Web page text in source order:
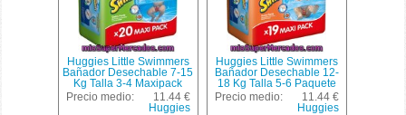
Huggies Little Swimmers
Bañador Desechable 7-15
Kg Talla 3-4 Maxipack
Paquete 20 Unidades
Maxi Pack
Precio medio:
11.44 €
Huggies
Huggies Little Swimmers
Bañador Desechable 12-
18 Kg Talla 5-6 Paquete
19 Unidades
Precio medio:
11.44 €
Huggies